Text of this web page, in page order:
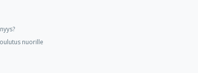
nuorille